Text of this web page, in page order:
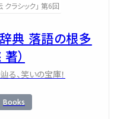
クラシック」 第6回
辞典 落語の根多
）
る、笑いの宝庫！
Books